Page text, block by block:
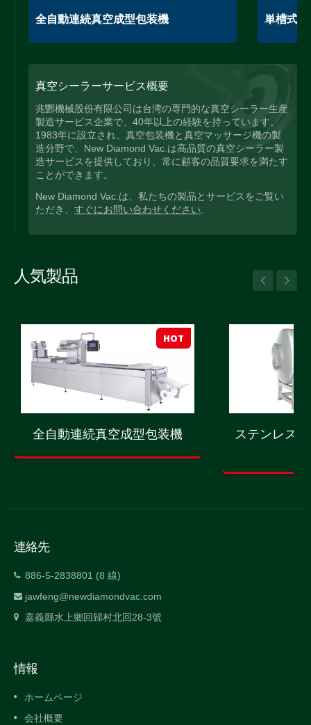
全自動連続真空成型包装機 単槽式
真空シーラーサービス概要
兆酆機械股份有限公司は台湾の専門的な真空シーラー生産
製造サービス企業で、40年以上の経験を持っています。
1983年に設立され、真空包装機と真空マッサージ機の製
造分野で、New Diamond Vac.は高品質の真空シーラー製
造サービスを提供しており、常に顧客の品質要求を満たす
ことができます。
New Diamond Vac.は、私たちの製品とサービスをご覧い
ただき、 すぐにお問い合わせください
人気製品
HOT
全自動連続真空成型包装機
ステンレス
連絡先
886-5-2838801 (8 線)
jawfeng@newdiamondvac.com
嘉義縣水上鄉回歸村北回28-3號
情報
ホームページ
会社概要